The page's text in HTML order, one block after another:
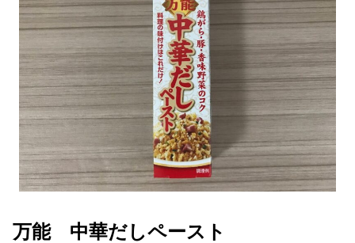
万能 中華だしペースト